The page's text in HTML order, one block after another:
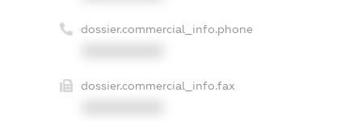
dossier.commercial_info.phone
dossier.commercial_info.fax